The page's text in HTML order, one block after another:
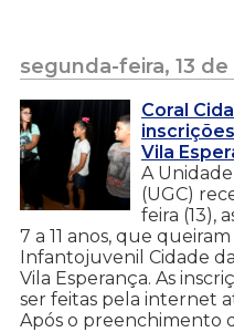
segunda-feira, 13
Coral
Vila
A
(UGC)
feira (13),
7 a 11 anos, que
Infantojuvenil Cidade
Vila Esperança. As
ser feitas pela internet
Após o preenchimento